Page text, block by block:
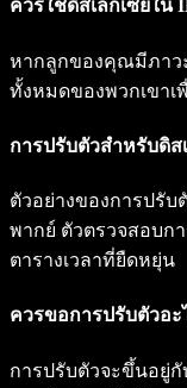
ควรใช้ดิสเล็กเซียใน
หากลูกของคุณมีภาว
ทั้งหมดของพวกเขา
การปรับตัวสำหรับดิส
ตัวอย่างของการปรับ
พากย์ ตัวตรวจสอบก
ตารางเวลาที่ยืดหยุ่น
ควรขอการปรับตัวอะ
การปรับตัวจะขึ้นอยู่กั